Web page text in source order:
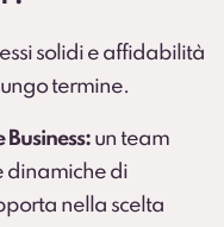
critici, agenti e flotte
solidi e affidabilità
termine.
un team
dinamiche di
nella scelta